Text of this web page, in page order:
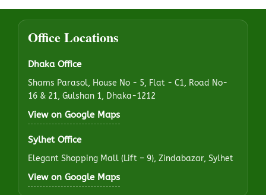
Office Locations
Dhaka Office
Shams Parasol, House No - 5, Flat - C1, Road No-
16 & 21, Gulshan 1, Dhaka-1212
View on Google Maps
Sylhet Office
Elegant Shopping Mall (Lift – 9), Zindabazar, Sylhet
View on Google Maps